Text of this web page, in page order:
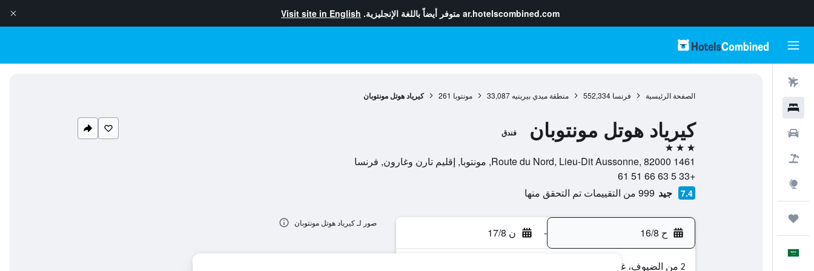
ar.hotelscombined.com متوفر أيضاً باللغة الإنجليزية. Visit site in English
الصفحة الرئيسية فرنسا 552,334 منطقة ميدي بيرينيه 33,087 مونتوبا 261 كيرياد هوتل مونتوبان
كيرياد هوتل مونتوبان فندق
3 نجوم
1461 Route du Nord, Lieu-Dit Aussonne, 82000, مونتوبا, إقليم تارن وغارون, فرنسا
+33 5 63 66 51 61
7.4 جيد 999 من التقييمات تم التحقق منها
ح 16/8 - ن 17/8
2 من الضيوف، غرفة واحدة
صور لـ كيرياد هوتل مونتوبان